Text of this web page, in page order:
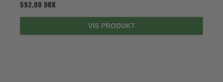
592,00 DKK
VIS PRODUKT